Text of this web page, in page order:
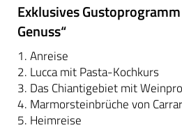
Exklusives
Genuss“
1. Anreise
2. Lucca mit Pasta-Kochkurs
3. Das Chiantigebiet mit
4. Marmorsteinbrüche von
5. Heimreise